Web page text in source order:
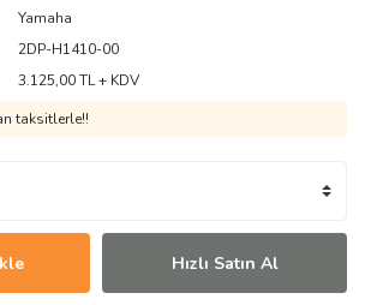
Yamaha
2DP-H1410-00
3.125,00 TL + KDV
taksitlerle!!
Hızlı Satın Al